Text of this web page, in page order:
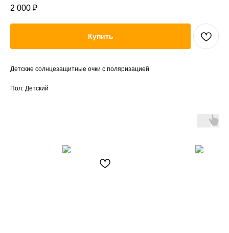
2 000 ₽
Купить
Детские солнцезащитные очки с поляризацией
Пол: Детский